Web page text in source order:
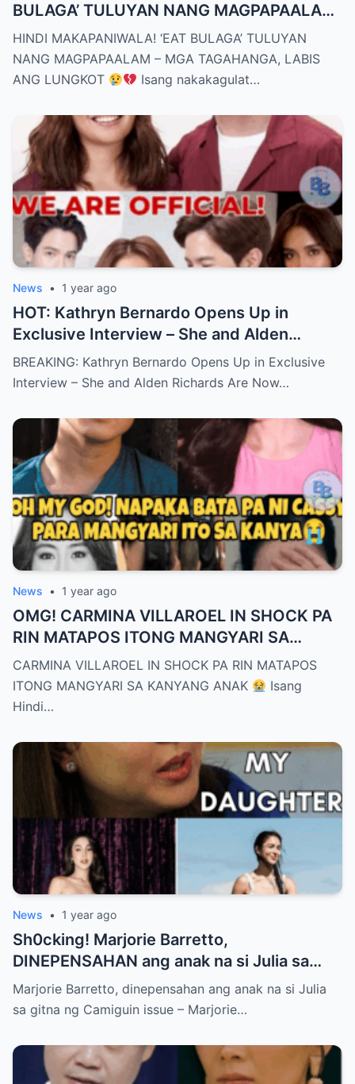
BULAGA’ TULUYAN NANG MAGPAPAALAM
– MGA TAGAHANGA, LABIS ANG LUNGKOT
HINDI MAKAPANIWALA! ‘EAT BULAGA’ TULUYAN
NANG MAGPAPAALAM – MGA TAGAHANGA, LABIS
ANG LUNGKOT
Isang nakakagulat…
News • 1 year ago
HOT: Kathryn Bernardo Opens Up in
Exclusive Interview – She and Alden
Richards Are Now Officially Together
BREAKING: Kathryn Bernardo Opens Up in Exclusive
Interview – She and Alden Richards Are Now…
News • 1 year ago
OMG! CARMINA VILLAROEL IN SHOCK PA
RIN MATAPOS ITONG MANGYARI SA
KANYANG ANAK
CARMINA VILLAROEL IN SHOCK PA RIN MATAPOS
ITONG MANGYARI SA KANYANG ANAK
Isang
Hindi…
News • 1 year ago
Sh0cking! Marjorie Barretto,
DINEPENSAHAN ang anak na si Julia sa
gitna ng Camiguin issue
Marjorie Barretto, dinepensahan ang anak na si Julia
sa gitna ng Camiguin issue – Marjorie…